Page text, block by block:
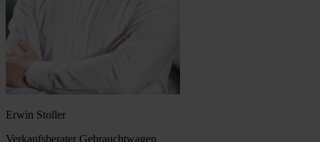
Erwin Stoller
Verkaufsberater Gebrauchtwagen